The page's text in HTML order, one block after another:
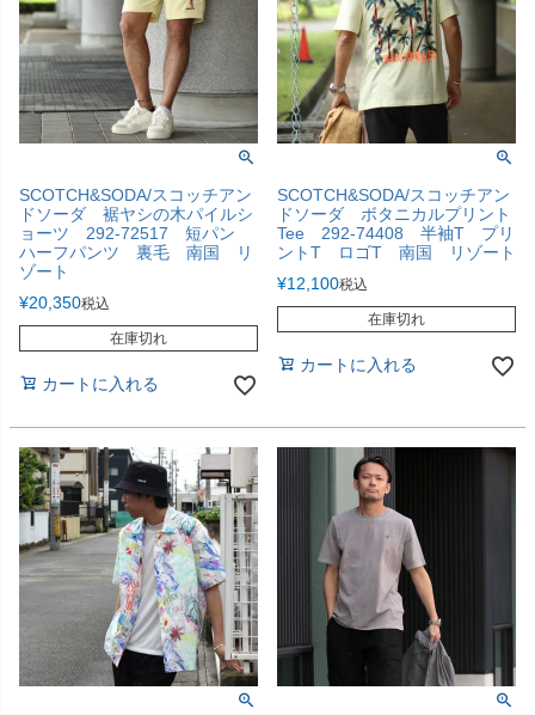
SCOTCH&SODA/スコッチアン
ドソーダ 裾ヤシの木パイルシ
ョーツ 292-72517 短パン
ハーフパンツ 裏毛 南国 リ
ゾート
¥20,350税込
在庫切れ
カートに入れる
SCOTCH&SODA/スコッチアン
ドソーダ ボタニカルプリント
Tee 292-74408 半袖T プリ
ントT ロゴT 南国 リゾート
¥12,100税込
在庫切れ
カートに入れる